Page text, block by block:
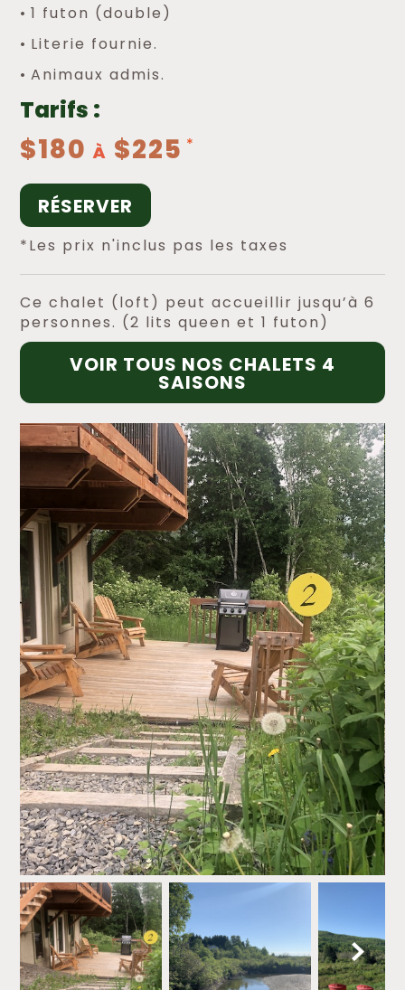
1 futon (double)
Literie fournie.
Animaux admis.
Tarifs :
$180À $225
RÉSERVER
*Les prix n'inclus pas les taxes
Ce chalet (loft) peut accueillir jusqu’à 6
personnes. (2 lits queen et 1 futon)
VOIR TOUS NOS CHALETS 4
SAISONS